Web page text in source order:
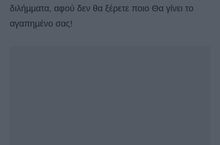
διλήµµατα, αφού δεν θα ξέρετε ποιο Θα γίνει το
αγαπηµένο σας!